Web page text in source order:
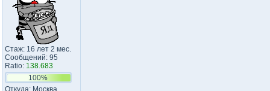
Стаж: 16 лет 2 мес.
Сообщений: 95
Ratio: 138.683
100%
Откуда: Москва